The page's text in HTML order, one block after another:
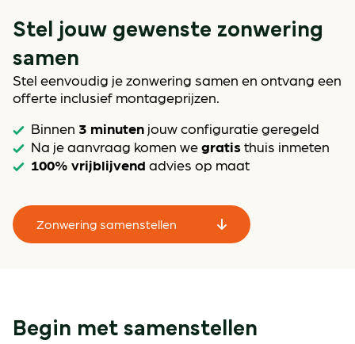
Stel jouw gewenste zonwering
samen
Stel eenvoudig je zonwering samen en ontvang een
offerte inclusief montageprijzen.
Binnen 3 minuten jouw configuratie geregeld
Na je aanvraag komen wegratisthuis inmeten
100% vrijblijvend advies op maat
Zonwering samenstellen
Begin met samenstellen